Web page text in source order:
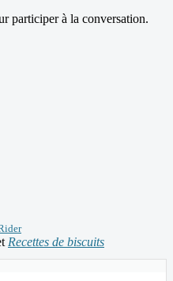
participer à la conversation.
Recettes de biscuits